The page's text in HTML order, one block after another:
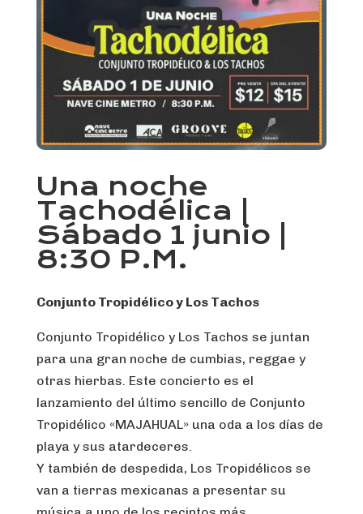
Una noche
Tachodélica |
Sábado 1 junio |
8:30 P.M.
Conjunto Tropidélico y Los Tachos
Conjunto Tropidélico y Los Tachos se juntan
para una gran noche de cumbias, reggae y
otras hierbas. Este concierto es el
lanzamiento del último sencillo de Conjunto
Tropidélico «MAJAHUAL» una oda a los días de
playa y sus atardeceres.
Y también de despedida, Los Tropidélicos se
van a tierras mexicanas a presentar su